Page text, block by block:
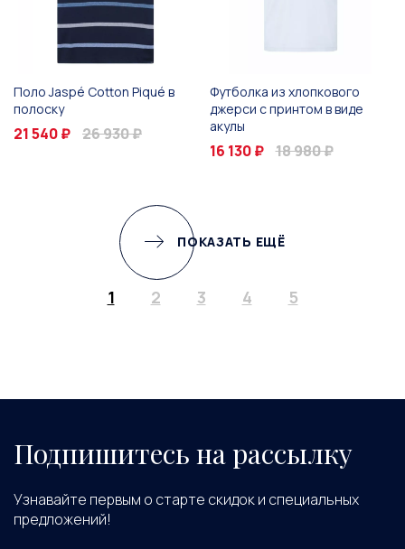
Поло Jaspé Cotton Piqué в
полоску
21 540 ₽ 26 930 ₽
Футболка из хлопкового
джерси с принтом в виде
акулы
16 130 ₽ 18 980 ₽
ПОКАЗАТЬ ЕЩЁ
1 2 3 4 5
Подпишитесь на рассылку
Узнавайте первым о старте скидок и специальных
предложений!